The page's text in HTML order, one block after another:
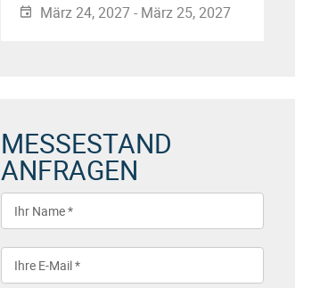
März 24, 2027 - März 25, 2027
MESSESTAND
ANFRAGEN